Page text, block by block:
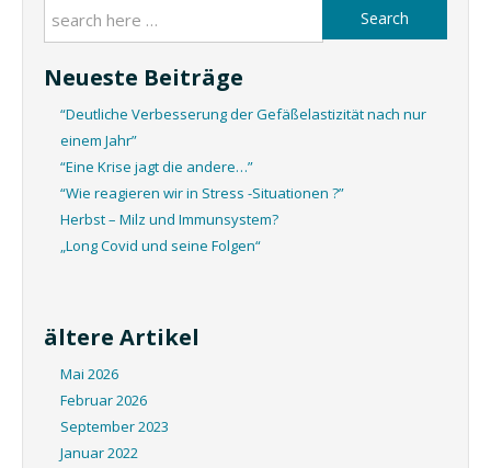
Search
Neueste Beiträge
“Deutliche Verbesserung der Gefäßelastizität nach nur
einem Jahr”
“Eine Krise jagt die andere…”
“Wie reagieren wir in Stress -Situationen ?”
Herbst – Milz und Immunsystem?
„Long Covid und seine Folgen“
ältere Artikel
Mai 2026
Februar 2026
September 2023
Januar 2022